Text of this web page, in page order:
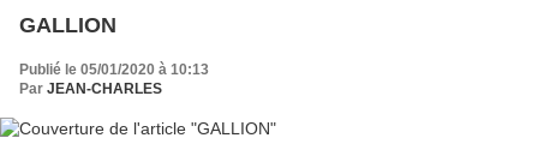
GALLION
Publié le 05/01/2020 à 10:13
Par JEAN-CHARLES